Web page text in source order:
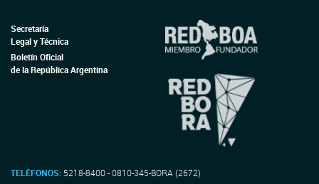
Secretaría
Legal y Técnica
Boletín Oficial
de la República Argentina
TELÉFONOS: 5218-8400 - 0810-345-BORA (2672)